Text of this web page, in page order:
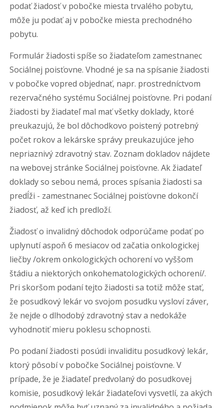
podať žiadosť v pobočke miesta trvalého pobytu,
môže ju podať aj v pobočke miesta prechodného
pobytu.
Formulár žiadosti spíše so žiadateľom zamestnanec
Sociálnej poisťovne. Vhodné je sa na spísanie žiadosti
v pobočke vopred objednať, napr. prostredníctvom
rezervačného systému Sociálnej poisťovne. Pri podaní
žiadosti by žiadateľ mal mať všetky doklady, ktoré
preukazujú, že bol dôchodkovo poistený potrebný
počet rokov a lekárske správy preukazujúce jeho
nepriaznivý zdravotný stav. Zoznam dokladov nájdete
na webovej stránke Sociálnej poisťovne. Ak žiadateľ
doklady so sebou nemá, proces spísania žiadosti sa
predĺži - zamestnanec Sociálnej poisťovne dokončí
žiadosť, až keď ich predloží.
Žiadosť o invalidný dôchodok odporúčame podať po
uplynutí aspoň 6 mesiacov od začatia onkologickej
liečby /okrem onkologických ochorení vo vyššom
štádiu a niektorých onkohematologických ochorení/.
Pri skoršom podaní tejto žiadosti sa totiž môže stať,
že posudkový lekár vo svojom posudku vysloví záver,
že nejde o dlhodobý zdravotný stav a nedokáže
vyhodnotiť mieru poklesu schopnosti.
Po podaní žiadosti posúdi invaliditu posudkový lekár,
ktorý pôsobí v pobočke Sociálnej poisťovne. V
prípade, že je žiadateľ predvolaný do posudkovej
komisie, posudkový lekár žiadateľovi vysvetlí, za akých